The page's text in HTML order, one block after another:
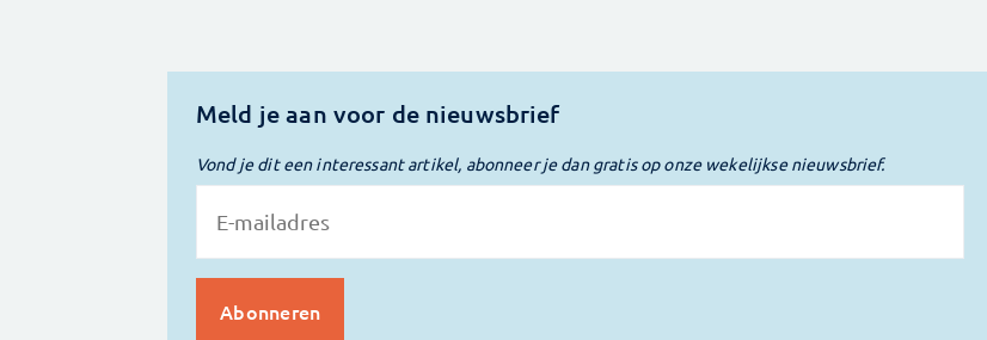
Meld je aan voor de nieuwsbrief
Vond je dit een interessant artikel, abonneer je dan gratis op onze wekelijkse nieuwsbrief.